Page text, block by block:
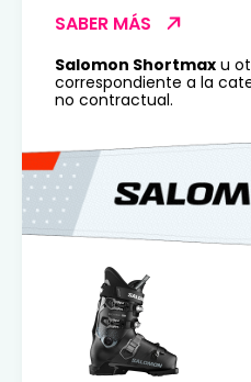
SABER MÁS
Salomon Shortmax u
correspondiente a la
no contractual.